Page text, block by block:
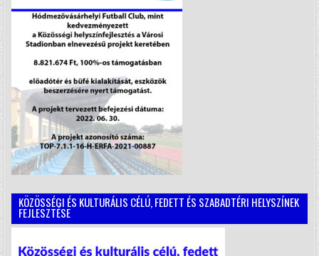
KÖZÖSSÉGI ÉS KULTURÁLIS CÉLÚ, FEDETT ÉS SZABADTÉRI HELYSZÍNEK
FEJLESZTÉSE